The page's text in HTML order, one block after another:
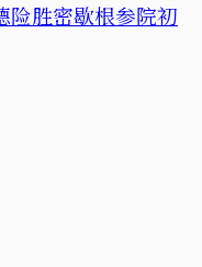
险胜密歇根参院初